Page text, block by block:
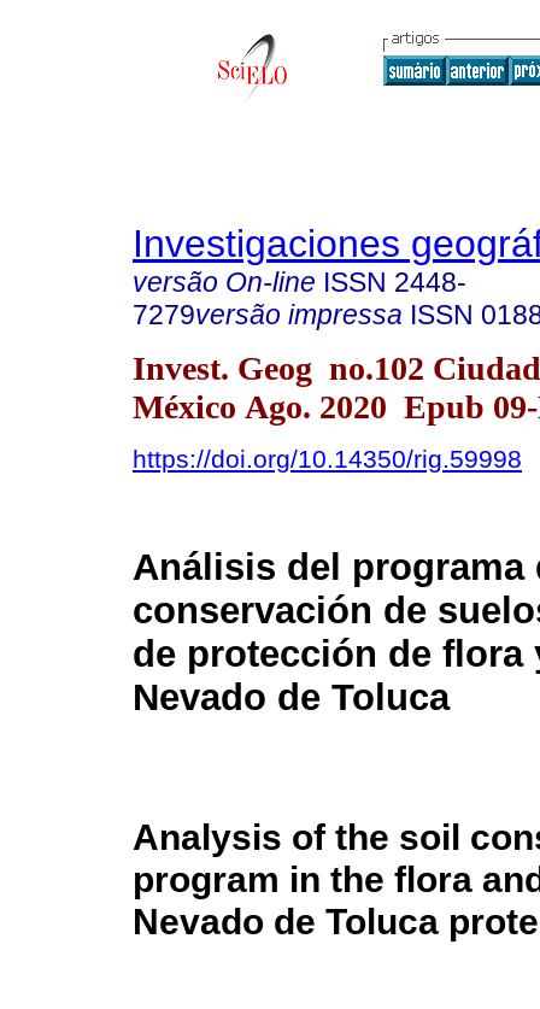
Investigaciones
versão On-line ISSN 2448-
7279versão impressa ISSN
Invest. Geog no.102
México Ago. 2020 Epub
https://doi.org/10.14350/rig.59998
Análisis del programa
conservación de
de protección de flora
Nevado de Toluca
Analysis of the soil
program in the flora
Nevado de Toluca